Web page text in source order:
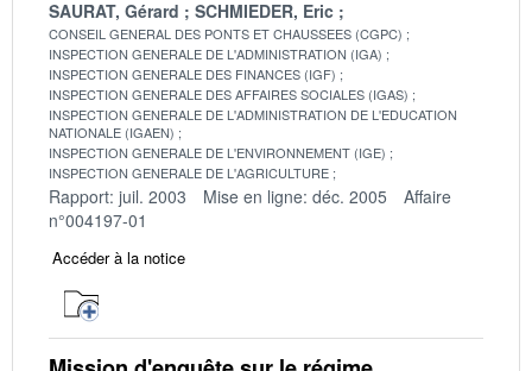
SAURAT, Gérard
SCHMIEDER, Eric
CONSEIL GENERAL DES PONTS ET CHAUSSEES (CGPC)
INSPECTION GENERALE DE L'ADMINISTRATION (IGA)
INSPECTION GENERALE DES FINANCES (IGF)
INSPECTION GENERALE DES AFFAIRES SOCIALES (IGAS)
INSPECTION GENERALE DE L'ADMINISTRATION DE L'EDUCATION
NATIONALE (IGAEN)
INSPECTION GENERALE DE L'ENVIRONNEMENT (IGE)
INSPECTION GENERALE DE L'AGRICULTURE
Rapport: juil. 2003 Mise en ligne: déc. 2005
Affaire
n°004197-01
Accéder à la notice